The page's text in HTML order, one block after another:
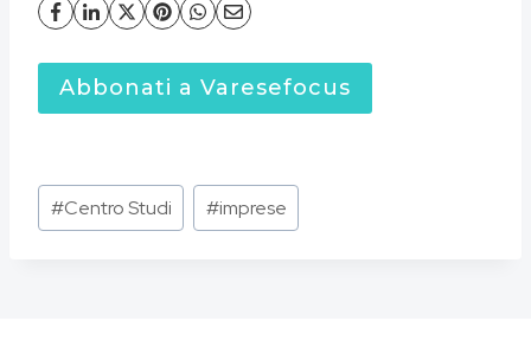
Abbonati a Varesefocus
Tag
articolo:
#Centro Studi #imprese